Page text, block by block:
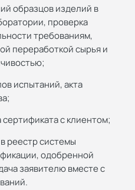
образцов изделий в
проверка
требованиям,
переработкой сырья и
испытаний, акта
с клиентом;
реестр системы
одобренной
заявителю вместе с